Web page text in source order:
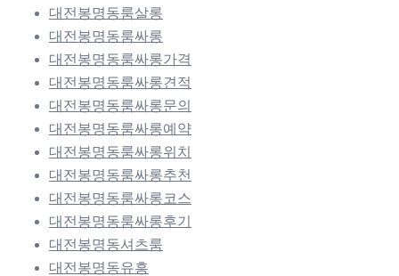
대전봉명동룸살롱
대전봉명동룸싸롱
대전봉명동룸싸롱가격
대전봉명동룸싸롱견적
대전봉명동룸싸롱문의
대전봉명동룸싸롱예약
대전봉명동룸싸롱위치
대전봉명동룸싸롱추천
대전봉명동룸싸롱코스
대전봉명동룸싸롱후기
대전봉명동셔츠룸
대전봉명동유흥